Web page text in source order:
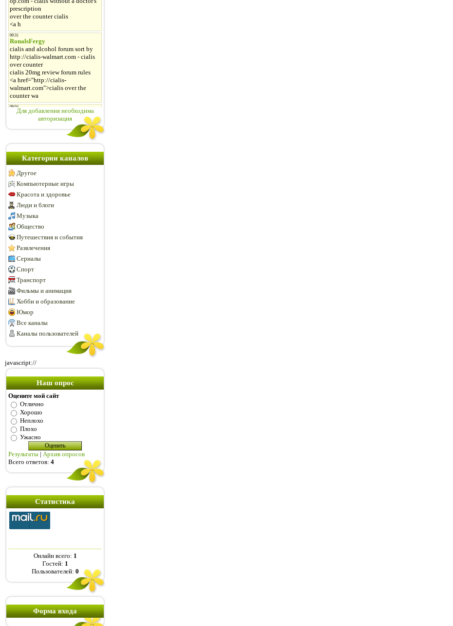
Для добавления необходима
авторизация
Категории каналов
Другое
Компьютерные игры
Красота и здоровье
Люди и блоги
Музыка
Общество
Путешествия и события
Развлечения
Сериалы
Спорт
Транспорт
Фильмы и анимация
Хобби и образование
Юмор
Все каналы
Каналы пользователей
javascript://
Наш опрос
Оцените мой сайт
Отлично
Хорошо
Неплохо
Плохо
Ужасно
Результаты | Архив опросов
Всего ответов: 4
Статистика
Онлайн всего: 1
Гостей: 1
Пользователей: 0
Форма входа